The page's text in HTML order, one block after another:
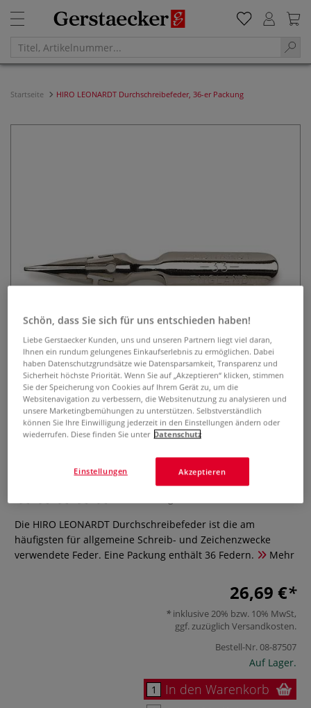
Startseite HIRO LEONARDT Durchschreibefeder, 36-er Packung
HIRO LEONARDT
Durchschreibefeder, 36-er
Packung
Die HIRO LEONARDT Durchschreibefeder ist die am
häufigsten für allgemeine Schreib- und Zeichenzwecke
verwendete Feder. Eine Packung enthält 36 Federn.
Mehr
26,69 €
inklusive 20% bzw. 10% MwSt,
ggf. zuzüglich Versandkosten.
Bestell-Nr.08-87507
Auf Lager.
In den Warenkorb
Schön, dass Sie sich für uns entschieden haben!
Liebe Gerstaecker Kunden, uns und unseren Partnern liegt viel daran,
Ihnen ein rundum gelungenes Einkaufserlebnis zu ermöglichen. Dabei
haben Datenschutzgrundsätze wie Datensparsamkeit, Transparenz und
Sicherheit höchste Priorität. Wenn Sie auf „Akzeptieren“ klicken, stimmen
Sie der Speicherung von Cookies auf Ihrem Gerät zu, um die
Websitenavigation zu verbessern, die Websitenutzung zu analysieren und
unsere Marketingbemühungen zu unterstützen. Selbstverständlich
können Sie Ihre Einwilligung jederzeit in den Einstellungen ändern oder
wiederrufen. Diese finden Sie unter Datenschutz
Akzeptieren
Einstellungen